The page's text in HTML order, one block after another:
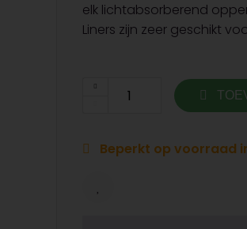
elk lichtabsorberend
Liners zijn zeer geschikt
Beperkt op voorraad